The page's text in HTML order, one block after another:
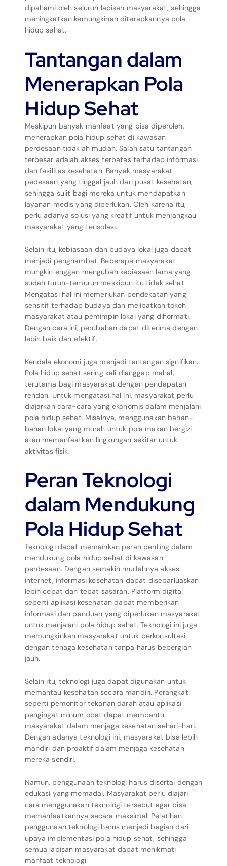
dipahami oleh seluruh lapisan masyarakat, sehingga
meningkatkan kemungkinan diterapkannya pola
hidup sehat.
Tantangan dalam
Menerapkan Pola
Hidup Sehat
Meskipun banyak manfaat yang bisa diperoleh,
menerapkan pola hidup sehat di kawasan
perdesaan tidaklah mudah. Salah satu tantangan
terbesar adalah akses terbatas terhadap informasi
dan fasilitas kesehatan. Banyak masyarakat
pedesaan yang tinggal jauh dari pusat kesehatan,
sehingga sulit bagi mereka untuk mendapatkan
layanan medis yang diperlukan. Oleh karena itu,
perlu adanya solusi yang kreatif untuk menjangkau
masyarakat yang terisolasi.
Selain itu, kebiasaan dan budaya lokal juga dapat
menjadi penghambat. Beberapa masyarakat
mungkin enggan mengubah kebiasaan lama yang
sudah turun-temurun meskipun itu tidak sehat.
Mengatasi hal ini memerlukan pendekatan yang
sensitif terhadap budaya dan melibatkan tokoh
masyarakat atau pemimpin lokal yang dihormati.
Dengan cara ini, perubahan dapat diterima dengan
lebih baik dan efektif.
Kendala ekonomi juga menjadi tantangan signifikan.
Pola hidup sehat sering kali dianggap mahal,
terutama bagi masyarakat dengan pendapatan
rendah. Untuk mengatasi hal ini, masyarakat perlu
diajarkan cara-cara yang ekonomis dalam menjalani
pola hidup sehat. Misalnya, menggunakan bahan-
bahan lokal yang murah untuk pola makan bergizi
atau memanfaatkan lingkungan sekitar untuk
aktivitas fisik.
Peran Teknologi
dalam Mendukung
Pola Hidup Sehat
Teknologi dapat memainkan peran penting dalam
mendukung pola hidup sehat di kawasan
perdesaan. Dengan semakin mudahnya akses
internet, informasi kesehatan dapat disebarluaskan
lebih cepat dan tepat sasaran. Platform digital
seperti aplikasi kesehatan dapat memberikan
informasi dan panduan yang diperlukan masyarakat
untuk menjalani pola hidup sehat. Teknologi ini juga
memungkinkan masyarakat untuk berkonsultasi
dengan tenaga kesehatan tanpa harus bepergian
jauh.
Selain itu, teknologi juga dapat digunakan untuk
memantau kesehatan secara mandiri. Perangkat
seperti pemonitor tekanan darah atau aplikasi
pengingat minum obat dapat membantu
masyarakat dalam menjaga kesehatan sehari-hari.
Dengan adanya teknologi ini, masyarakat bisa lebih
mandiri dan proaktif dalam menjaga kesehatan
mereka sendiri.
Namun, penggunaan teknologi harus disertai dengan
edukasi yang memadai. Masyarakat perlu diajari
cara menggunakan teknologi tersebut agar bisa
memanfaatkannya secara maksimal. Pelatihan
penggunaan teknologi harus menjadi bagian dari
upaya implementasi pola hidup sehat, sehingga
semua lapisan masyarakat dapat menikmati
manfaat teknologi.